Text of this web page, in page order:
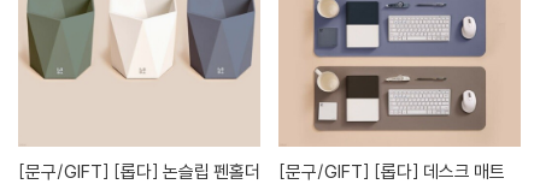
[문구/GIFT] [롭다] 논슬립 펜홀더 [문구/GIFT] [롭다] 데스크 매트